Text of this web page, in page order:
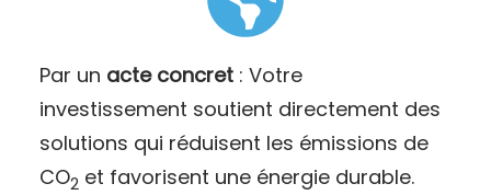
Par un acte concret: Votre
investissement soutient directement des
solutions qui réduisent les émissions de
CO2 et favorisent une énergie durable.